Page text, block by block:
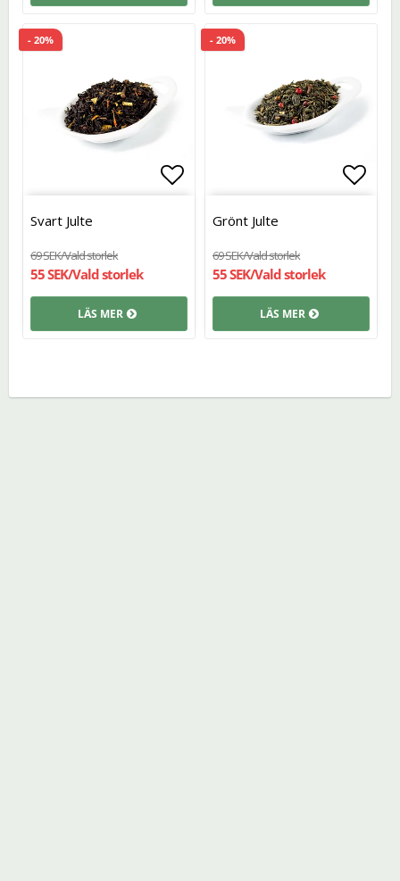
- 20%
Lägg till i favoritlistan
Svart Julte
69 SEK/Vald storlek
55 SEK/Vald storlek
LÄS MER
- 20%
Grönt Julte
69 SEK/Vald storlek
55 SEK/Vald storlek
LÄS MER